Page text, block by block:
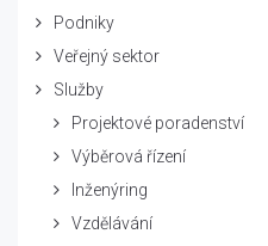
Podniky
Veřejný sektor
Služby
Projektové poradenství
Výběrová řízení
Inženýring
Vzdělávání